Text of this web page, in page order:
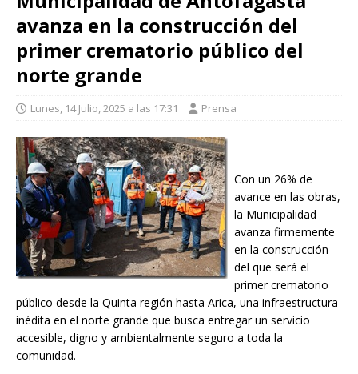
avanza en la construcción del
primer crematorio público del
norte grande
Lunes, 14 Julio, 2025 a las 17:31 Prensa
Con un 26% de
avance en las obras,
la Municipalidad
avanza firmemente
en la construcción
del que será el
primer crematorio
público desde la Quinta región hasta Arica, una infraestructura
inédita en el norte grande que busca entregar un servicio
accesible, digno y ambientalmente seguro a toda la
comunidad.